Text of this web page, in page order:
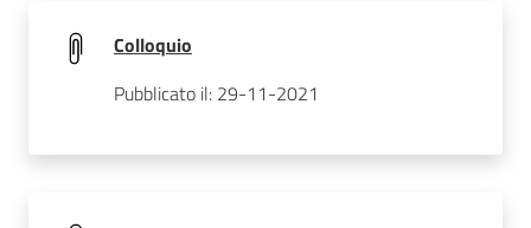
Colloquio
Pubblicato il: 29-11-2021